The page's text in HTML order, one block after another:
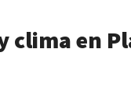
clima en